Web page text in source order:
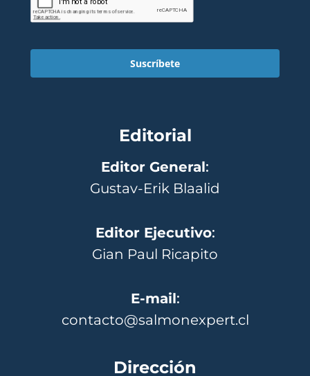
Suscríbete
Editorial
Editor General:
Gustav-Erik Blaalid
Editor Ejecutivo:
Gian Paul Ricapito
E-mail:
contacto@salmonexpert.cl
Dirección